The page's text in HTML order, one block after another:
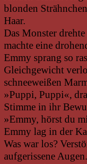
blonden
Haar.
Das Monster
machte eine
Emmy sprang so
Gleichgewicht
schneeweißen
»Puppi, Puppi«,
Stimme in ihr
»Emmy, hörst du
Emmy lag in der
Was war los?
aufgerissene Augen.